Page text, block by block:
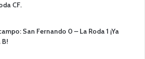
CF.
San Fernando 0 – La Roda 1 ¡Ya